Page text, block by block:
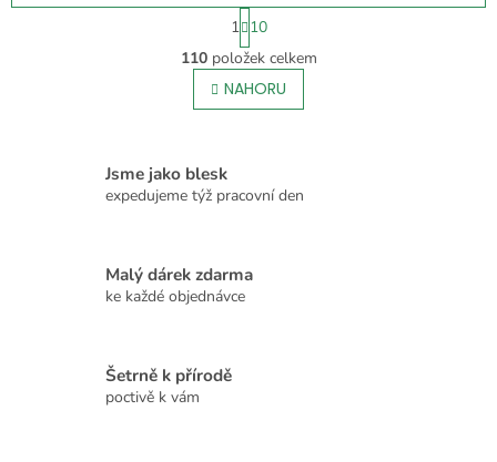
O
v
l
á
í
k
S
t
r
á
n
k
í
1 10
110položek celkem
NAHORU
Jsme jako blesk
expedujeme týž pracovní den
Malý dárek zdarma
ke každé objednávce
Šetrně k přírodě
poctivě k vám